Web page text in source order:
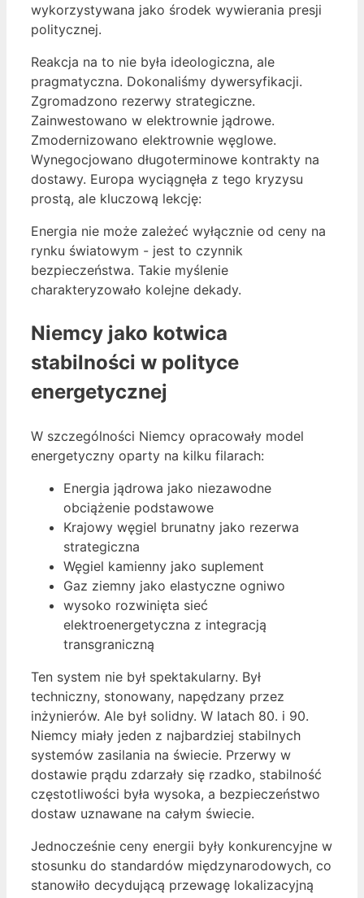
wykorzystywana jako środek wywierania presji
politycznej.
Reakcja na to nie była ideologiczna, ale
pragmatyczna. Dokonaliśmy dywersyfikacji.
Zgromadzono rezerwy strategiczne.
Zainwestowano w elektrownie jądrowe.
Zmodernizowano elektrownie węglowe.
Wynegocjowano długoterminowe kontrakty na
dostawy. Europa wyciągnęła z tego kryzysu
prostą, ale kluczową lekcję:
Energia nie może zależeć wyłącznie od ceny na
rynku światowym - jest to czynnik
bezpieczeństwa. Takie myślenie
charakteryzowało kolejne dekady.
Niemcy jako kotwica
stabilności w polityce
energetycznej
W szczególności Niemcy opracowały model
energetyczny oparty na kilku filarach:
Energia jądrowa jako niezawodne
obciążenie podstawowe
Krajowy węgiel brunatny jako rezerwa
strategiczna
Węgiel kamienny jako suplement
Gaz ziemny jako elastyczne ogniwo
wysoko rozwinięta sieć
elektroenergetyczna z integracją
transgraniczną
Ten system nie był spektakularny. Był
techniczny, stonowany, napędzany przez
inżynierów. Ale był solidny. W latach 80. i 90.
Niemcy miały jeden z najbardziej stabilnych
systemów zasilania na świecie. Przerwy w
dostawie prądu zdarzały się rzadko, stabilność
częstotliwości była wysoka, a bezpieczeństwo
dostaw uznawane na całym świecie.
Jednocześnie ceny energii były konkurencyjne w
stosunku do standardów międzynarodowych, co
stanowiło decydującą przewagę lokalizacyjną